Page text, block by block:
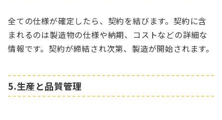
全ての仕様が確定したら、契約を結びます。契約に含
まれるのは製造物の仕様や納期、コストなどの詳細な
情報です。契約が締結され次第、製造が開始されます。
5.生産と品質管理